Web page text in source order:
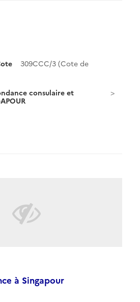
309CCC/3 (Cote de
consulaire et
à Singapour